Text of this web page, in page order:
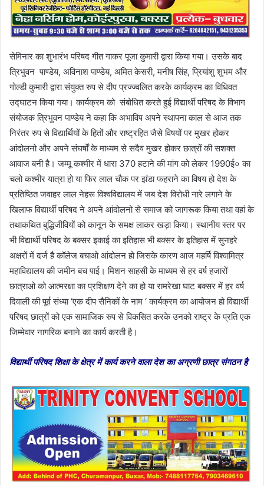
सेमिनार का शुभारंभ परिषद गीत गाकर पूजा कुमारी द्वारा किया गया। उसके बाद
त्रिभुवन पाण्डेय, अविनाश पाण्डेय, अमित केसरी, मनीष सिंह, प्रियांशु शुभम और
गोल्डी कुमारी द्वारा संयुक्त रुप से दीप प्रज्ज्वलित करके कार्यक्रम का विधिवत
उद्घाटन किया गया। कार्यक्रम को संबोधित करते हुई विद्यार्थी परिषद के विभाग
संयोजक त्रिभुवन पाण्डेय ने कहा कि अभाविप अपने स्थापना काल से आज तक
निरंतर रुप से विद्यार्थियों के हितों और राष्ट्रहित जैसे विषयों पर मुखर होकर
आंदोलनो और अपने संघर्षों के माध्यम से सदैव मुखर होकर छात्रों की सशक्त
आवाज बनी है। जम्मू कश्मीर में धारा 370 हटाने की मांग को लेकर 1990ई० का
चलो कश्मीर यात्रा हो या फिर लाल चौक पर झंडा फहराने का विषय हो देश के
प्रतिष्ठित जवाहर लाल नेहरू विश्वविद्यालय में जब देश विरोधी नारे लगाने के
खिलाफ विद्यार्थी परिषद ने अपने आंदोलनो से समाज को जागरूक किया तथा वहां के
तथाकथित बुद्धिजीवियों को कानून के समक्ष लाकर खड़ा किया। स्थानीय स्तर पर
भी विद्यार्थी परिषद के बक्सर इकाई का इतिहास भी बक्सर के इतिहास में सुनहरे
अक्षरों में दर्ज है कॉलेज बचाओ आंदोलन हो जिसके कारण आज महर्षि विश्वामित्र
महाविद्यालय की जमीन बच पाई। मिशन साहसी के माध्यम से हर वर्ष हजारों
छात्राओ को आत्मरक्षा का प्रशिक्षण देने का हो या रामरेखा घाट बक्सर में हर वर्ष
दिवाली की पूर्व संध्या ‘एक दीप सैनिकों के नाम ‘ कार्यक्रम का आयोजन हो विद्यार्थी
परिषद छात्रों को एक सामाजिक रुप से विकसित करके उनको राष्ट्र के प्रति एक
जिम्मेवार नागरिक बनाने का कार्य करती है।
विद्यार्थी परिषद शिक्षा के क्षेत्र में कार्य करने वाला देश का अग्रणी छात्र संगठन है